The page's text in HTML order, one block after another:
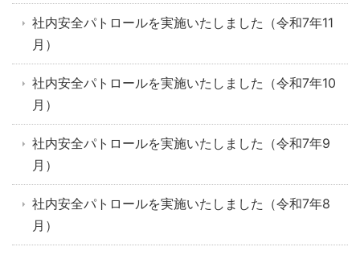
社内安全パトロールを実施いたしました（令和7年11
月）
社内安全パトロールを実施いたしました（令和7年10
月）
社内安全パトロールを実施いたしました（令和7年9
月）
社内安全パトロールを実施いたしました（令和7年8
月）